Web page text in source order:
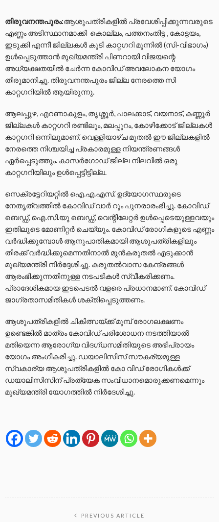
തിരുവനന്തപുരം:ആശുപത്രികളില്‍ പ്രവേശിപ്പിക്കുന്നവരുടെ
എണ്ണം അടിസ്ഥാനമാക്കി കൊല്ലം, പത്തനംതിട്ട , കോട്ടയം,
ഇടുക്കി എന്നീ ജില്ലകള്‍ കൂടി കാറ്റഗറി മൂന്നില്‍ (സി-വിഭാഗം)
ഉൾപ്പെടുത്താന്‍ മുഖ്യമന്ത്രി പിണറായി വിജയന്റെ
അധ്യക്ഷതയില്‍ ചേര്‍ന്ന കോവിഡ് അവലോകന യോഗം
തീരുമാനിച്ചു. തിരുവനന്തപുരം ജില്ല നേരത്തെ സി
കാറ്റഗറിയില്‍ ആയിരുന്നു.
ആലപ്പുഴ, എറണാകുളം, തൃശ്ശൂര്‍, പാലക്കാട്, വയനാട്, കണ്ണൂര്‍
ജില്ലകള്‍ കാറ്റഗറി രണ്ടിലും, മലപ്പുറം, കോഴിക്കോട് ജില്ലകള്‍
കാറ്റഗറി ഒന്നിലുമാണ്. വെള്ളിയാഴ്ച മുതല്‍ ഈ ജില്ലകളില്‍
നേരത്തെ നിശ്ചയിച്ച പ്രകാരമുള്ള നിയന്ത്രണങ്ങള്‍
ഏര്‍പ്പെടുത്തും. കാസര്‍ഗോഡ് ജില്ല നിലവില്‍ ഒരു
കാറ്റഗറിയിലും ഉള്‍പ്പെട്ടിട്ടില്ല.
സെക്രട്ടേറിയറ്റില്‍ ഐ.എ.എസ്. ഉദ്യോഗസ്ഥരുടെ
നേതൃത്വത്തില്‍ കോവിഡ് വാര്‍ റൂം പുനരാരംഭിച്ചു. കോവിഡ്
ബെഡ്ഡ്, ഐ.സി.യു ബെഡ്ഡ്, വെന്റിലേറ്റര്‍ ഉള്‍പ്പെടെയുള്ളവയും
ഇതിലൂടെ മോണിറ്റര്‍ ചെയ്യും. കോവിഡ് രോഗികളുടെ എണ്ണം
വര്‍ദ്ധിക്കുമ്പോള്‍ ആനുപാതികമായി ആശുപത്രികളിലും
തിരക്ക് വര്‍ദ്ധിക്കുമെന്നതിനാല്‍ മുന്‍കരുതല്‍ എടുക്കാന്‍
മുഖ്യമന്ത്രി നിര്‍ദ്ദേശിച്ചു. കരുതല്‍വാസ കേന്ദ്രങ്ങള്‍
ആരംഭിക്കുന്നതിനുള്ള നടപടികള്‍ സ്വീകരിക്കണം.
പ്രാദേശികമായ ഇടപെടല്‍ വളരെ പ്രധാനമാണ്. കോവിഡ്
ജാഗ്രതാസമിതികള്‍ ശക്തിപ്പെടുത്തണം.
ആശുപത്രികളില്‍ ചികിത്സയ്ക്ക് മുമ്പ് രോഗലക്ഷണം
ഉണ്ടെങ്കില്‍ മാത്രം കോവിഡ് പരിശോധന നടത്തിയാല്‍
മതിയെന്ന ആരോഗ്യ വിദഗ്ധസമിതിയുടെ അഭിപ്രായം
യോഗം അംഗീകരിച്ചു. ഡയാലിസിസ് സൗകര്യമുള്ള
സ്വകാര്യ ആശുപത്രികളിൽ കോ വിഡ് രോഗികൾക്ക്
ഡയാലിസിസിന് പ്രത്യേക സംവിധാനമൊരുക്കണമെന്നും
മുഖ്യമന്ത്രി യോഗത്തില്‍ നിർദേശിച്ചു.
PREVIOUS ARTICLE